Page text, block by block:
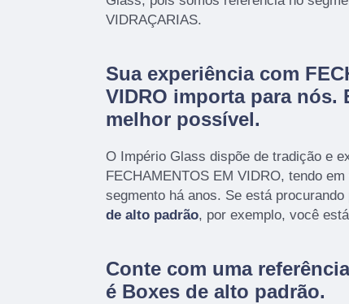
VIDRAÇARIAS.
Sua experiência com
VIDRO importa para nós.
melhor possível.
O Império Glass dispõe de tradição e
FECHAMENTOS EM VIDRO, tendo
segmento há anos. Se está
de alto padrão, por exemplo, você
Conte com uma
é Boxes de alto padrão.